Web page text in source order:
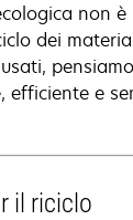
non
dei
efficiente e
il riciclo